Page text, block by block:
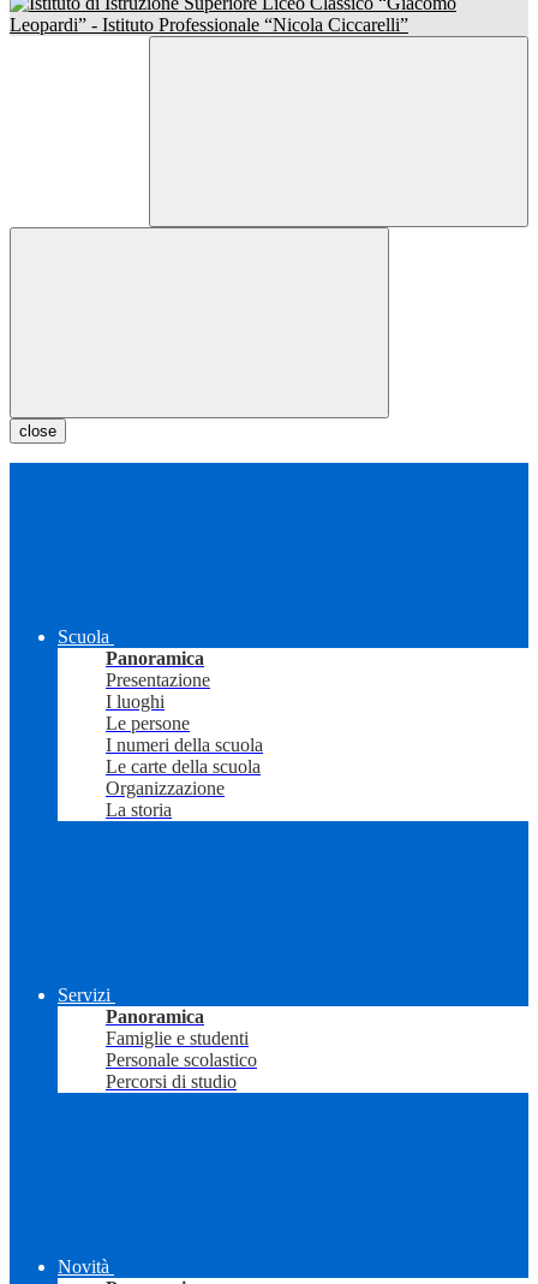
close
Scuola
Panoramica
Presentazione
I luoghi
Le persone
I numeri della scuola
Le carte della scuola
Organizzazione
La storia
Servizi
Panoramica
Famiglie e studenti
Personale scolastico
Percorsi di studio
Novità